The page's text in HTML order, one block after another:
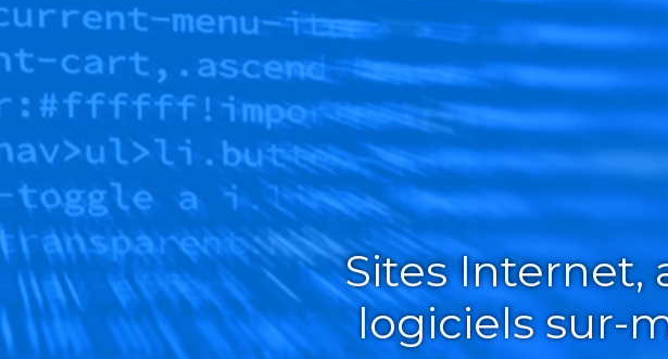
Sites Internet,
logiciels sur-